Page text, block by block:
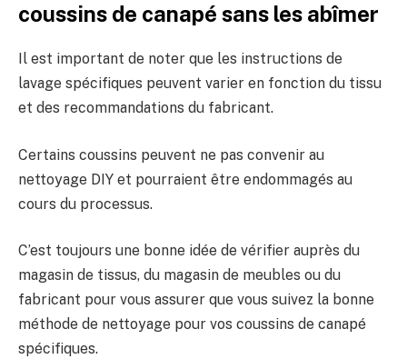
coussins de canapé sans les abîmer
Il est important de noter que les instructions de
lavage spécifiques peuvent varier en fonction du tissu
et des recommandations du fabricant.
Certains coussins peuvent ne pas convenir au
nettoyage DIY et pourraient être endommagés au
cours du processus.
C’est toujours une bonne idée de vérifier auprès du
magasin de tissus, du magasin de meubles ou du
fabricant pour vous assurer que vous suivez la bonne
méthode de nettoyage pour vos coussins de canapé
spécifiques.